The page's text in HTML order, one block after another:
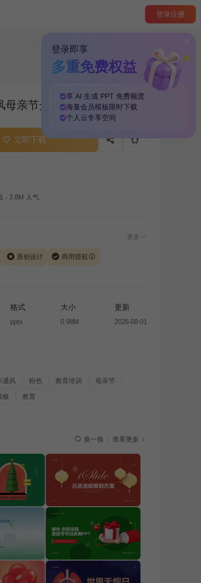
登录注册
登录即享
多重免费权益
享 AI 生成 PPT 免费额度
海量会员模板 限时下载
个人云专享空间
母亲节介绍PPT主题
立即下载
3.8M 人气
更多
原创设计 商用授权
经投权许可任何人不得擅自转载和分发，否则
的相关规定承担相应法律责任。
格式
pptx
大小
0.98M
更新
2026-08-01
通风 粉色 教育培训 母亲节
板 教育
换一换 查看更多